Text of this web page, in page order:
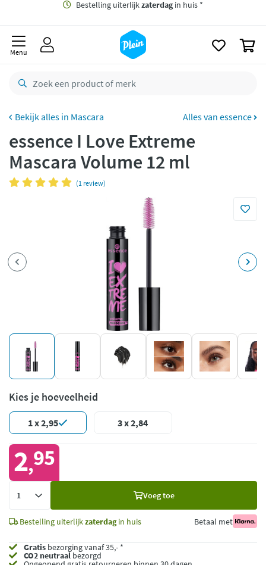
Gratis bezorging vanaf 35,- *
Bestelling uiterlijkzaterdag
retourneren
Betaal met Klarna
Menu
Mascara Alles van essence
essence I Love Extreme
Mascara Volume 12 ml
(1 review)
Kies je hoeveelheid
1 x 2,95 3 x 2,84
2,95
Voeg toe
Bestelling uiterlijkzaterdagin huis Betaal met
Gratis bezorging vanaf 35,- *
CO2 neutraalbezorgd